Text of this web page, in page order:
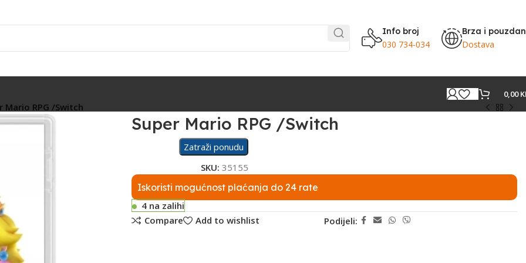
Info broj
030 734-034
Brza i
Dostava
0,00
Mario RPG /Switch
Super Mario RPG /Switch
Zatraži ponudu
SKU: 35155
Iskoristi mogućnost plaćanja do 24 rate
4 na zalihi
Compare
Add to wishlist Podijeli: